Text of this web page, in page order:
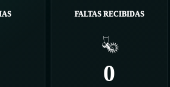
FALTAS RECIBIDAS
0